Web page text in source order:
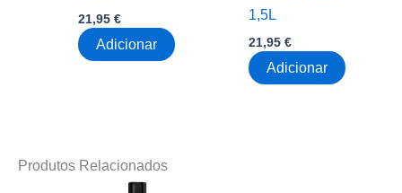
21,95€
Adicionar
1,5L
21,95€
Adicionar
Produtos Relacionados